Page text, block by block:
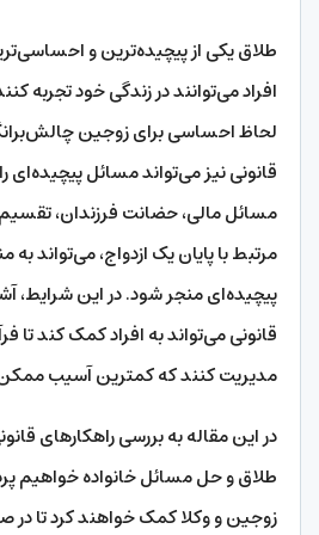
طلاق یکی از پیچیده‌ترین و
افراد می‌توانند در زندگی خود تجربه
لحاظ احساسی برای زوجین
قانونی نیز می‌تواند مسائل پیچیده‌ای
مسائل مالی، حضانت فرزندان،
مرتبط با پایان یک ازدواج، می‌تواند
پیچیده‌ای منجر شود. در این شرایط،
قانونی می‌تواند به افراد کمک کند تا
مدیریت کنند که کمترین آسیب ممکن
در این مقاله به بررسی راهکارهای
طلاق و حل مسائل خانواده خواهیم
زوجین و وکلا کمک خواهند کرد تا در